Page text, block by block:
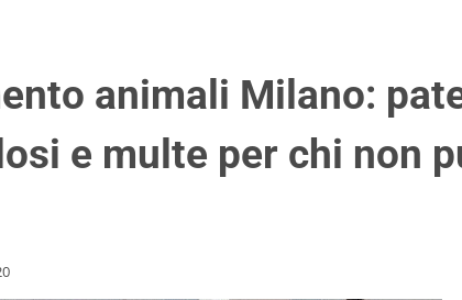
animali Milano:
e multe per chi non